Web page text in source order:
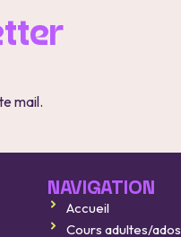
mail.
NAVIGATION
Accueil
Cours adultes/ados